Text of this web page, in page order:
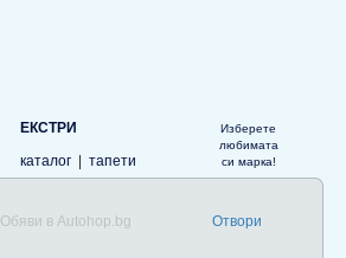
ЕКСТРИ
каталог
тапети
Изберете
любимата
си марка!
Обяви в Autohop.bg Отвори